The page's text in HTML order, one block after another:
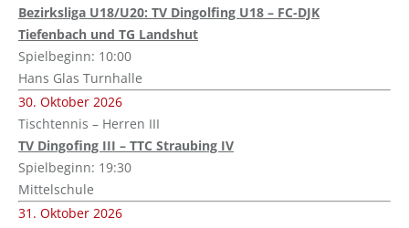
Bezirksliga U18/U20: TV Dingolfing U18 – FC-DJK
Tiefenbach und TG Landshut
Spielbeginn: 10:00
Hans Glas Turnhalle
30. Oktober 2026
Tischtennis – Herren III
TV Dingofing III – TTC Straubing IV
Spielbeginn: 19:30
Mittelschule
31. Oktober 2026